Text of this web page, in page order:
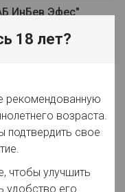
ИнБев Эфес"
18 лет?
рекомендованную
возраста.
подтвердить свое
чтобы улучшить
удобство его